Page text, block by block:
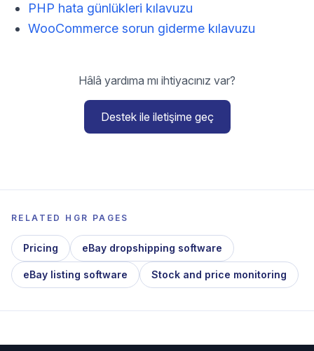
PHP hata günlükleri kılavuzu
WooCommerce sorun giderme kılavuzu
Hâlâ yardıma mı ihtiyacınız var?
Destek ile iletişime geç
RELATED HGR PAGES
Pricing eBay dropshipping software
eBay listing software Stock and price monitoring